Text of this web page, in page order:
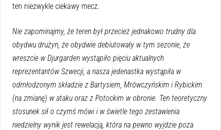
ten niezwykle ciekawy mecz.
Nie zapominajmy, że teren był przecież jednakowo trudny dla
obydwu drużyn, że obydwie debiutowały w tym sezonie, że
wreszcie w Djurgarden wystąpiło pięciu aktualnych
reprezentantów Szwecji, a nasza jedenastka wystąpiła w
odmłodzonym składzie z Bartysiem, Mrówczyńskim i Rybickim
(na zmianę) w ataku oraz z Potockim w obronie. Ten teoretyczny
stosunek sił o czymś mówi i w świetle tego zestawienia
niedzielny wynik jest rewelacją, która na pewno wyjdzie poza